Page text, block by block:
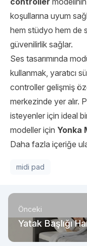
koşullarına uyum
hem stüdyo hem de
güvenilirlik sağlar.
Ses tasarımında
kullanmak, yaratıcı
controller gelişmiş
merkezinde yer alır.
isteyenler için ideal
modeller için Yonka
Daha fazla içeriğe
midi pad
Önceki
Yatak Başlığı